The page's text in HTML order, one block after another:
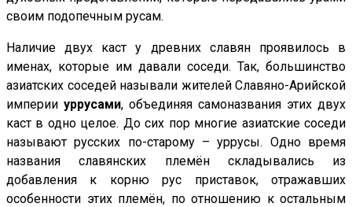
своим подопечным русам.
Наличие двух каст у древних славян проявилось в
именах, которые им давали соседи. Так, большинство
азиатских соседей называли жителей Славяно-Арийской
империи уррусами, объединяя самоназвания этих двух
каст в одно целое. До сих пор многие азиатские соседи
называют русских по-старому – уррусы. Одно время
названия славянских племён складывались из
добавления к корню рус приставок, отражавших
особенности этих племён, по отношению к остальным